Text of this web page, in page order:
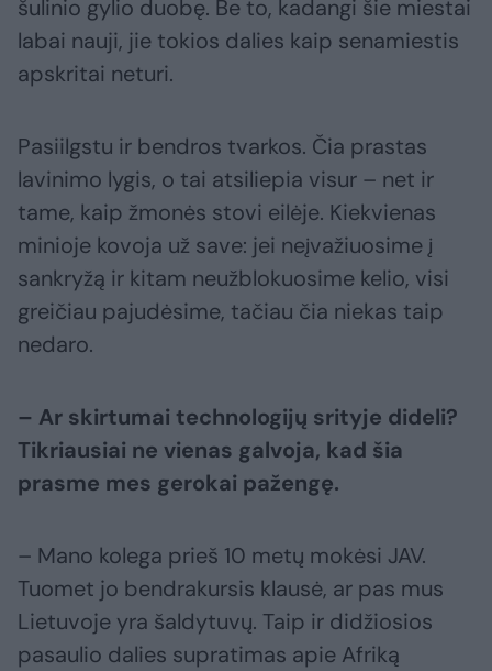
šulinio gylio duobę. Be to, kadangi šie miestai
labai nauji, jie tokios dalies kaip senamiestis
apskritai neturi.
Pasiilgstu ir bendros tvarkos. Čia prastas
lavinimo lygis, o tai atsiliepia visur – net ir
tame, kaip žmonės stovi eilėje. Kiekvienas
minioje kovoja už save: jei neįvažiuosime į
sankryžą ir kitam neužblokuosime kelio, visi
greičiau pajudėsime, tačiau čia niekas taip
nedaro.
– Ar skirtumai technologijų srityje dideli?
Tikriausiai ne vienas galvoja, kad šia
prasme mes gerokai pažengę.
– Mano kolega prieš 10 metų mokėsi JAV.
Tuomet jo bendrakursis klausė, ar pas mus
Lietuvoje yra šaldytuvų. Taip ir didžiosios
pasaulio dalies supratimas apie Afriką